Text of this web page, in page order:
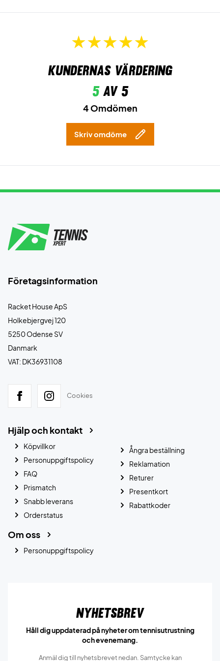
Kundernas värdering
5av 5
4 Omdömen
Skriv omdöme
Företagsinformation
Racket House ApS
Holkebjergvej 120
5250 Odense SV
Danmark
VAT: DK36931108
Cookies
Hjälp och kontakt
Köpvillkor
Personuppgiftspolicy
FAQ
Prismatch
Snabb leverans
Orderstatus
Ångra beställning
Reklamation
Returer
Presentkort
Rabattkoder
Om oss
Personuppgiftspolicy
Nyhetsbrev
Håll dig uppdaterad på nyheter om tennisutrustning
och evenemang.
Anmäl dig till nyhetsbrevet nedan. Samtycke kan